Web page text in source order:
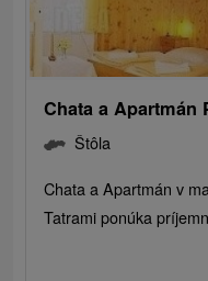
Chata a Apartmán
Štôla
Chata a Apartmán v
Tatrami ponúka